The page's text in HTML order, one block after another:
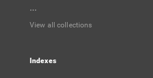
...
View all collections
Indexes